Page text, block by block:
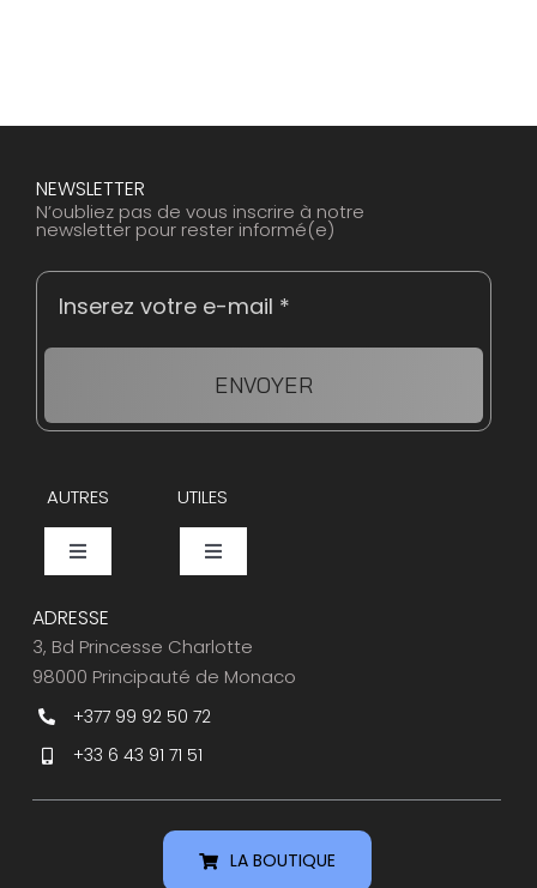
NEWSLETTER
N’oubliez pas de vous inscrire à notre
newsletter pour rester informé(e)
ENVOYER
AUTRES
Toggle
Events
UTILES
Toggle
Espace Presse
Service Clients
ADRESSE
3, Bd Princesse Charlotte
98000 Principauté de Monaco
+377 99 92 50 72
+33 6 43 91 71 51
LA BOUTIQUE